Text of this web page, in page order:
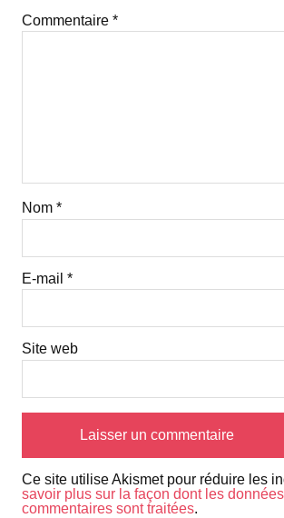
Commentaire *
Nom *
E-mail *
Site web
Ce site utilise Akismet pour réduire les
savoir plus sur la façon dont les
commentaires sont traitées.